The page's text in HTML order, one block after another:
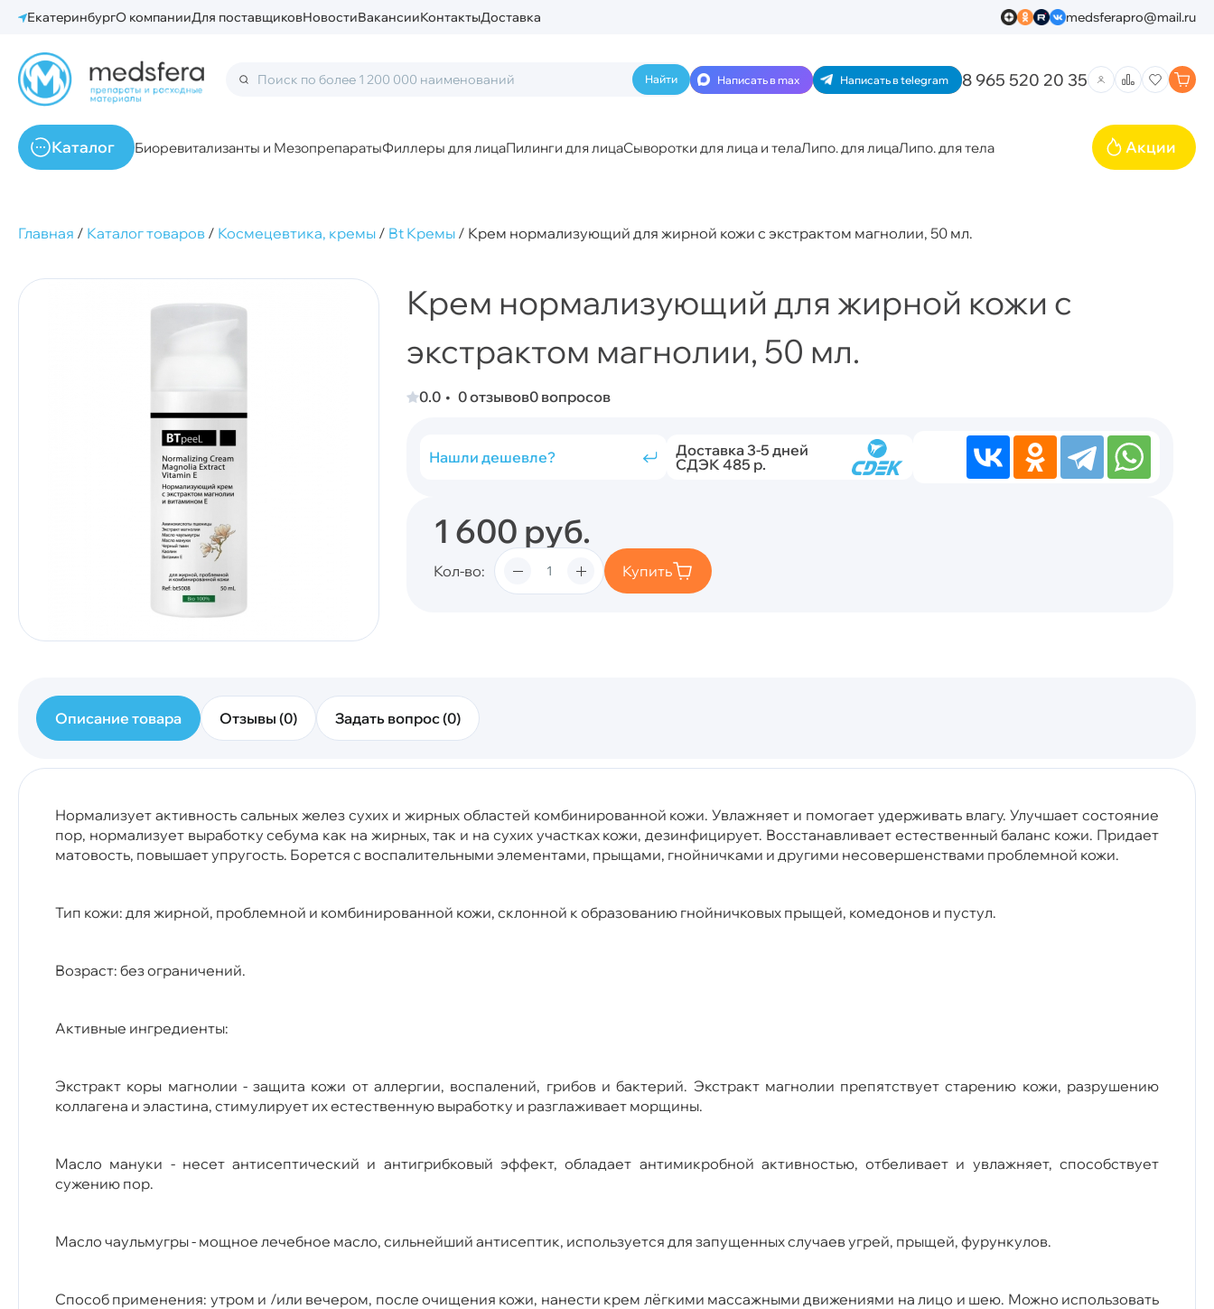
ЕкатеринбургО компанииДля поставщиковНовостиВакансииКонтактыДоставка medsferapro@mail.ru
Написать в max Написать в telegram 8 965 520 20 35
Каталог Биоревитализанты и МезопрепаратыФиллеры для лицаПилинги для лицаСыворотки для лица и телаЛипо. для лицаЛипо. для тела Акции
Главная / Каталог товаров / Космецевтика, кремы / Bt Кремы / Крем нормализующий для жирной кожи с экстрактом магнолии, 50 мл.
Крем нормализующий для жирной кожи с
экстрактом магнолии, 50 мл.
0.0 0 отзывов0 вопросов
Нашли дешевле?
Доставка 3-5 дней
СДЭК 485 р.
1 600 руб.
Кол-во Купить
Описание товара Отзывы (0) Задать вопрос (0)
Нормализует активность сальных желез сухих и жирных областей комбинированной кожи. Увлажняет и помогает удерживать влагу. Улучшает состояние
пор, нормализует выработку себума как на жирных, так и на сухих участках кожи, дезинфицирует. Восстанавливает естественный баланс кожи. Придает
матовость, повышает упругость. Борется с воспалительными элементами, прыщами, гнойничками и другими несовершенствами проблемной кожи.
Тип кожи: для жирной, проблемной и комбинированной кожи, склонной к образованию гнойничковых прыщей, комедонов и пустул.
Возраст: без ограничений.
Активные ингредиенты:
Экстракт коры магнолии - защита кожи от аллергии, воспалений, грибов и бактерий. Экстракт магнолии препятствует старению кожи, разрушению
коллагена и эластина, стимулирует их естественную выработку и разглаживает морщины.
Масло мануки - несет антисептический и антигрибковый эффект, обладает антимикробной активностью, отбеливает и увлажняет, способствует
сужению пор.
Масло чаульмугры - мощное лечебное масло, сильнейший антисептик, используется для запущенных случаев угрей, прыщей, фурункулов.
Способ применения: утром и /или вечером, после очищения кожи, нанести крем лёгкими массажными движениями на лицо и шею. Можно использовать